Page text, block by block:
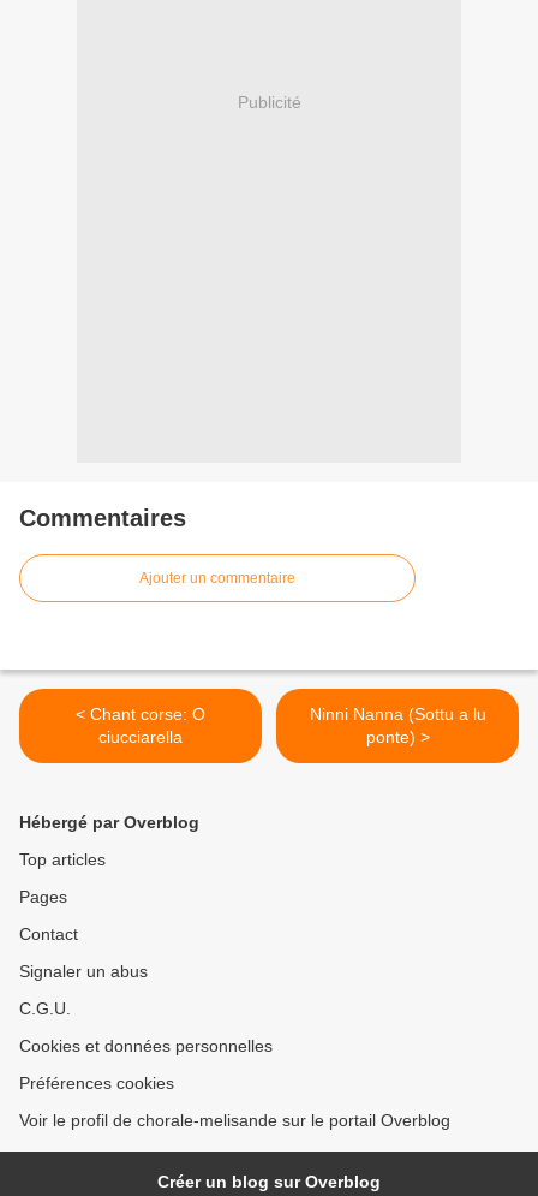
Publicité
Commentaires
Ajouter un commentaire
< Chant corse: O
ciucciarella
Ninni Nanna (Sottu a lu
ponte) >
Hébergé par Overblog
Top articles
Pages
Contact
Signaler un abus
C.G.U.
Cookies et données personnelles
Préférences cookies
Voir le profil de chorale-melisande sur le portail Overblog
Créer un blog sur Overblog